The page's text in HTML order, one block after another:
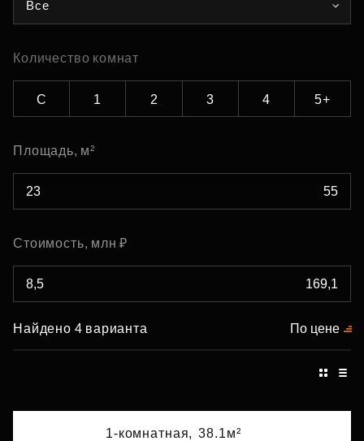
Все
Количество комнат
С 1 2 3 4 5+
Площадь, м²
Стоимость, млн ₽
Найдено 4 варианта По цене
1-комнатная, 38.1м²